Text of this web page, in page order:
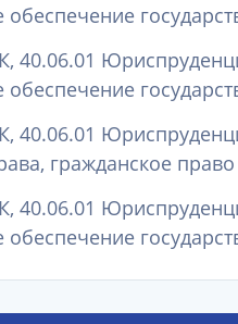
гражданское